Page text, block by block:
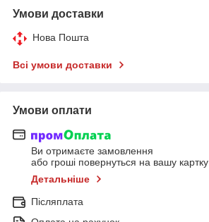
Умови доставки
Нова Пошта
Всі умови доставки
Умови оплати
Ви отримаєте замовлення
або гроші повернуться на вашу картку
Детальніше
Післяплата